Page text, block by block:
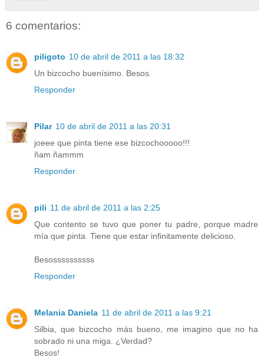
6 comentarios:
piligoto 10 de abril de 2011 a las 18:32
Un bizcocho buenísimo. Besos.
Responder
Pilar 10 de abril de 2011 a las 20:31
joeee que pinta tiene ese bizcochooooo!!!
ñam ñammm
Responder
pili 11 de abril de 2011 a las 2:25
Que contento se tuvo que poner tu padre, porque madre
mía que pinta. Tiene que estar infinitamente delicioso.
Besossssssssss
Responder
Melania Daniela 11 de abril de 2011 a las 9:21
Silbia, que bizcocho más bueno, me imagino que no ha
sobrado ni una miga. ¿Verdad?
Besos!